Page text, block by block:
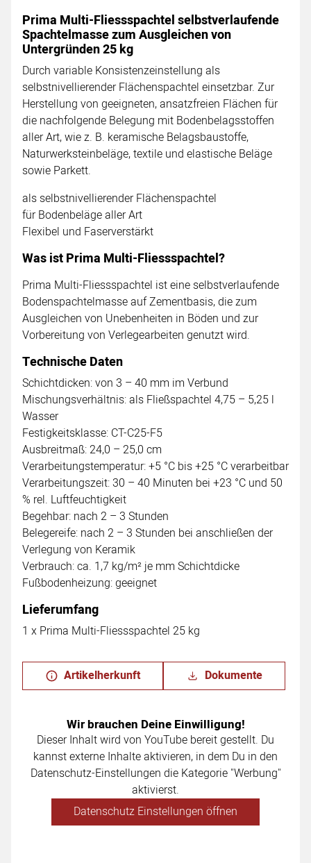
Prima Multi-Fliessspachtel selbstverlaufende
Spachtelmasse zum Ausgleichen von
Untergründen 25 kg
Durch variable Konsistenzeinstellung als
selbstnivellierender Flächenspachtel einsetzbar. Zur
Herstellung von geeigneten, ansatzfreien Flächen für
die nachfolgende Belegung mit Bodenbelagsstoffen
aller Art, wie z. B. keramische Belagsbaustoffe,
Naturwerksteinbeläge, textile und elastische Beläge
sowie Parkett.
als selbstnivellierender Flächenspachtel
für Bodenbeläge aller Art
Flexibel und Faserverstärkt
Was ist Prima Multi-Fliessspachtel?
Prima Multi-Fliessspachtel ist eine selbstverlaufende
Bodenspachtelmasse auf Zementbasis, die zum
Ausgleichen von Unebenheiten in Böden und zur
Vorbereitung von Verlegearbeiten genutzt wird.
Technische Daten
Schichtdicken: von 3 – 40 mm im Verbund
Mischungsverhältnis: als Fließspachtel 4,75 – 5,25 l
Wasser
Festigkeitsklasse: CT-C25-F5
Ausbreitmaß: 24,0 – 25,0 cm
Verarbeitungstemperatur: +5 °C bis +25 °C verarbeitbar
Verarbeitungszeit: 30 – 40 Minuten bei +23 °C und 50
% rel. Luftfeuchtigkeit
Begehbar: nach 2 – 3 Stunden
Belegereife: nach 2 – 3 Stunden bei anschließen der
Verlegung von Keramik
Verbrauch: ca. 1,7 kg/m² je mm Schichtdicke
Fußbodenheizung: geeignet
Lieferumfang
1 x Prima Multi-Fliessspachtel 25 kg
Artikelherkunft Dokumente
Wir brauchen Deine Einwilligung!
Dieser Inhalt wird von YouTube bereit gestellt. Du
kannst externe Inhalte aktivieren, in dem Du in den
Datenschutz-Einstellungen die Kategorie "Werbung"
aktivierst.
Datenschutz Einstellungen öffnen